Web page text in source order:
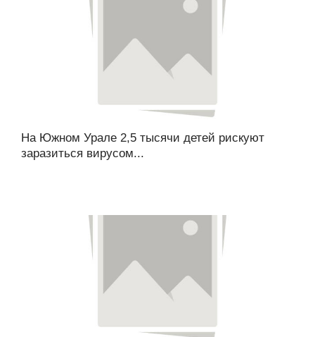
На Южном Урале 2,5 тысячи детей рискуют
заразиться вирусом...